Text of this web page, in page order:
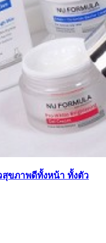
สุขภาพดีทั้งหน้า ทั้งตัว